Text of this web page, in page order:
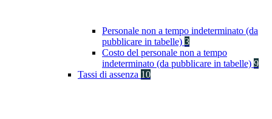
Personale non a tempo indeterminato (da
pubblicare in tabelle) 3
Costo del personale non a tempo
indeterminato (da pubblicare in tabelle) 9
Tassi di assenza 10